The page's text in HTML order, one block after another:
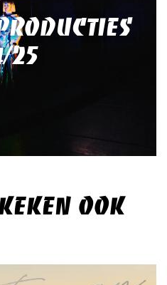
25
OOK